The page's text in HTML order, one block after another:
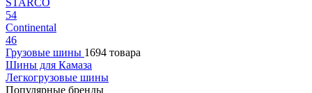
STARCO
54
Continental
46
Грузовые шины 1694 товара
Шины для Камаза
Легкогрузовые шины
Популярные бренды